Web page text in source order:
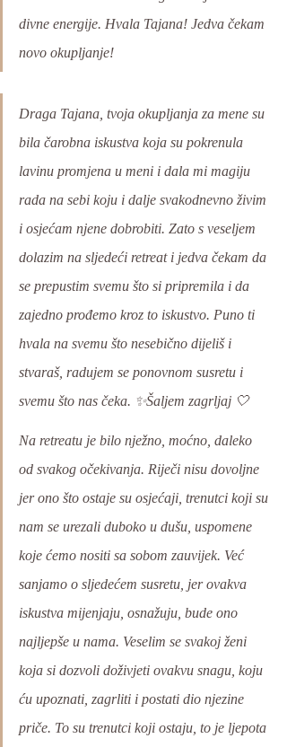
divne energije. Hvala Tajana! Jedva čekam
novo okupljanje!
Draga Tajana, tvoja okupljanja za mene su
bila čarobna iskustva koja su pokrenula
lavinu promjena u meni i dala mi magiju
rada na sebi koju i dalje svakodnevno živim
i osjećam njene dobrobiti. Zato s veseljem
dolazim na sljedeći retreat i jedva čekam da
se prepustim svemu što si pripremila i da
zajedno prođemo kroz to iskustvo. Puno ti
hvala na svemu što nesebično dijeliš i
stvaraš, radujem se ponovnom susretu i
svemu što nas čeka. ✨Šaljem zagrljaj 🤍
Na retreatu je bilo nježno, moćno, daleko
od svakog očekivanja. Riječi nisu dovoljne
jer ono što ostaje su osjećaji, trenutci koji su
nam se urezali duboko u dušu, uspomene
koje ćemo nositi sa sobom zauvijek. Već
sanjamo o sljedećem susretu, jer ovakva
iskustva mijenjaju, osnažuju, bude ono
najljepše u nama. Veselim se svakoj ženi
koja si dozvoli doživjeti ovakvu snagu, koju
ću upoznati, zagrliti i postati dio njezine
priče. To su trenutci koji ostaju, to je ljepota